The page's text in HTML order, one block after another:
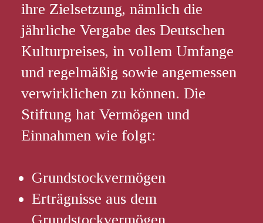
ihre Zielsetzung, nämlich die
jährliche Vergabe des Deutschen
Kulturpreises, in vollem Umfange
und regelmäßig sowie angemessen
verwirklichen zu können. Die
Stiftung hat Vermögen und
Einnahmen wie folgt:
Grundstockvermögen
Erträgnisse aus dem